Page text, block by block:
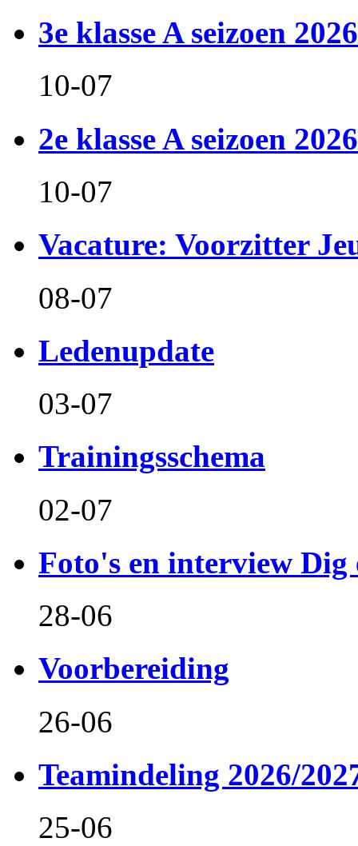
3e klasse A seizoen
10-07
2e klasse A seizoen
10-07
Vacature: Voorzitter
08-07
Ledenupdate
03-07
Trainingsschema
02-07
Foto's en interview Dig
28-06
Voorbereiding
26-06
Teamindeling 2026/
25-06